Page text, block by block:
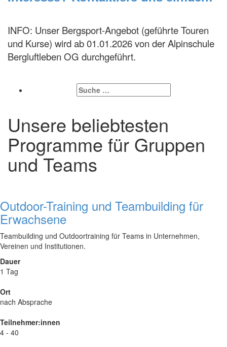
INFO: Unser Bergsport-Angebot (geführte Touren
und Kurse) wird ab 01.01.2026 von der Alpinschule
Bergluftleben OG durchgeführt.
Unsere beliebtesten
Programme für Gruppen
und Teams
Outdoor-Training und Teambuilding für
Erwachsene
Teambuilding und Outdoortraining für Teams in Unternehmen,
Vereinen und Institutionen.
Dauer
1 Tag
Ort
nach Absprache
Teilnehmer:innen
4 - 40